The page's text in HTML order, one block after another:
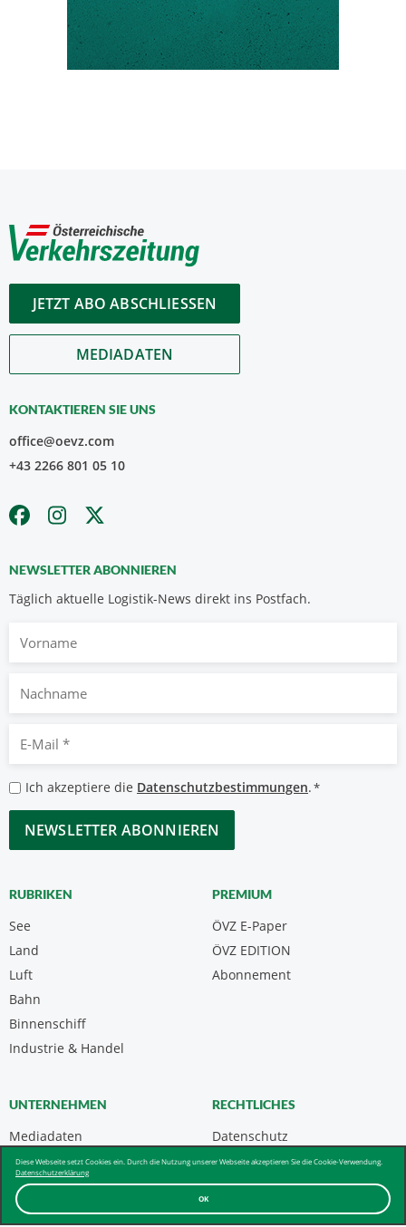
OK
Diese Webseite setzt Cookies ein. Durch die Nutzung unserer Webseite akzeptieren Sie die Cookie-Verwendung.
Datenschutzerklärung
JETZT ABO ABSCHLIESSEN
MEDIADATEN
KONTAKTIEREN SIE UNS
office@oevz.com
+43 2266 801 05 10
NEWSLETTER ABONNIEREN
Täglich aktuelle Logistik-News direkt ins Postfach.
Nachname
Mail
*
Datenschutzbestimmungen
*
Ich akzeptiere die Datenschutzbestimmungen.*
CAPTCHA
RUBRIKEN
See
Land
Luft
Bahn
Binnenschiff
Industrie & Handel
PREMIUM
ÖVZ E-Paper
Abonnement
ÖVZ EDITION
UNTERNEHMEN
Mediadaten
Kontakt
Über uns & AGB
RECHTLICHES
Datenschutz
Impressum